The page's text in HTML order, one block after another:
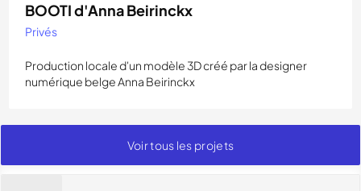
BOOTI d'Anna Beirinckx
Privés
Production locale d'un modèle 3D créé par la designer
numérique belge Anna Beirinckx
Voir tous les projets